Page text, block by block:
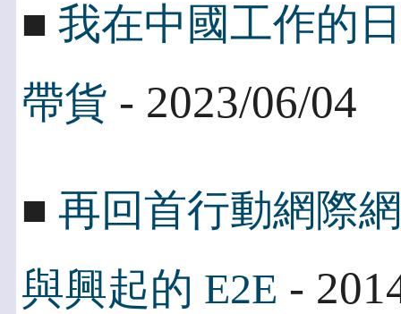
■ 我在中國工作的
帶貨 - 2023/06/04
■ 再回首行動網際
與興起的 E2E -